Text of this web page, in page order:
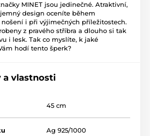
MINET jsou jedinečné. Atraktivní,
design oceníte během
i při výjimečných příležitostech.
z pravého stříbra a dlouho si tak
i lesk. Tak co myslíte, k jaké
hodí tento šperk?
a vlastnosti
45 cm
Ag 925/1000